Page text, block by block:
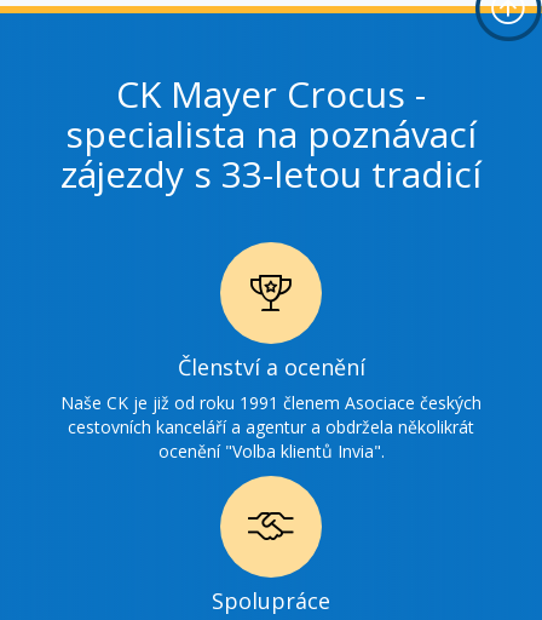
CK Mayer Crocus -
specialista na poznávací
zájezdy s 33-letou tradicí
Ikonka
ocenění
Členství a ocenění
Naše CK je již od roku 1991 členem Asociace českých
cestovních kanceláří a agentur a obdržela několikrát
ocenění "Volba klientů Invia".
Ikonka
Spolupráce